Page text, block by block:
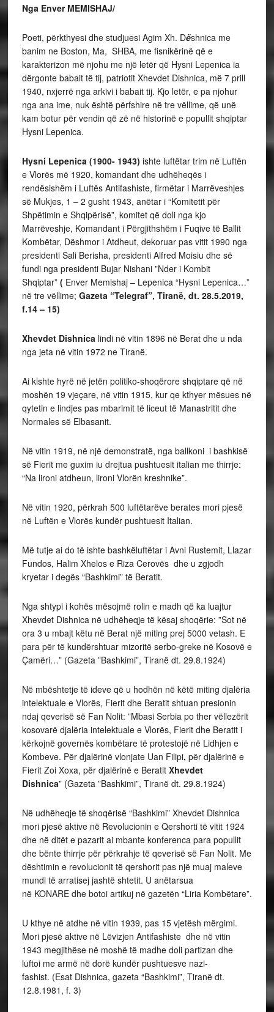
Nga Enver MEMISHAJ/
Poeti, përkthyesi dhe studjuesi Agim Xh. Dëshnica me
banim ne Boston, Ma, SHBA, me fisnikërinë që e
karakterizon më njohu me një letër që Hysni Lepenica ia
dërgonte babait të tij, patriotit Xhevdet Dishnica, më 7 prill
1940, nxjerrë nga arkivi i babait tij. Kjo letër, e pa njohur
nga ana ime, nuk është përfshire në tre vëllime, që unë
kam botur për vendin që zë në historinë e popullit shqiptar
Hysni Lepenica.
Hysni Lepenica (1900- 1943) ishte luftëtar trim në Luftën
e Vlorës më 1920, komandant dhe udhëheqës i
rendësishëm i Luftës Antifashiste, firmëtar i Marrëveshjes
së Mukjes, 1 – 2 gusht 1943, anëtar i “Komitetit për
Shpëtimin e Shqipërisë”, komitet që doli nga kjo
Marrëveshje, Komandant i Përgjithshëm i Fuqive të Ballit
Kombëtar, Dëshmor i Atdheut, dekoruar pas vitit 1990 nga
presidenti Sali Berisha, presidenti Alfred Moisiu dhe së
fundi nga presidenti Bujar Nishani ”Nder i Kombit
Shqiptar” ( Enver Memishaj – Lepenica “Hysni Lepenica…”
në tre vëllime; Gazeta “Telegraf”, Tiranë, dt. 28.5.2019,
f.14 – 15)
Xhevdet Dishnica lindi në vitin 1896 në Berat dhe u nda
nga jeta në vitin 1972 ne Tiranë.
Ai kishte hyrë në jetën politiko-shoqërore shqiptare që në
moshën 19 vjeçare, në vitin 1915, kur qe kthyer mësues në
qytetin e lindjes pas mbarimit të liceut të Manastritit dhe
Normales së Elbasanit.
Në vitin 1919, në një demonstratë, nga ballkoni i bashkisë
së Fierit me guxim iu drejtua pushtuesit italian me thirrje:
“Na lironi atdheun, lironi Vlorën kreshnike”.
Në vitin 1920, përkrah 500 luftëtarëve berates mori pjesë
në Luftën e Vlorës kundër pushtuesit Italian.
Më tutje ai do të ishte bashkëluftëtar i Avni Rustemit, Llazar
Fundos, Halim Xhelos e Riza Cerovës dhe u zgjodh
kryetar i degës “Bashkimi” të Beratit.
Nga shtypi i kohës mësojmë rolin e madh që ka luajtur
Xhevdet Dishnica në udhëheqje të kësaj shoqërie: ”Sot në
ora 3 u mbajt këtu në Berat një miting prej 5000 vetash. E
para për të kundërshtuar mizoritë serbo-greke në Kosovë e
Çamëri…” (Gazeta ”Bashkimi”, Tiranë dt. 29.8.1924)
Në mbështetje të ideve që u hodhën në këtë miting djalëria
intelektuale e Vlorës, Fierit dhe Beratit shtuan presionin
ndaj qeverisë së Fan Nolit: ”Mbasi Serbia po ther vëllezërit
kosovarë djalëria intelektuale e Vlorës, Fierit dhe Beratit i
kërkojnë governës kombëtare të protestojë në Lidhjen e
Kombeve. Për djalërinë vlonjate Uan Filipi, për djalërinë e
Fierit Zoi Xoxa, për djalërinë e Beratit Xhevdet
Dishnica” (Gazeta ”Bashkimi”, Tiranë dt. 29.8.1924)
Në udhëheqje të shoqërisë “Bashkimi” Xhevdet Dishnica
mori pjesë aktive në Revolucionin e Qershorti të vitit 1924
dhe në ditët e pazarit ai mbante konferenca para popullit
dhe bënte thirrje për përkrahje të qeverisë së Fan Nolit. Me
dështimin e revolucionit të qershorit pas një muaj maleve
mundi të arratisej jashtë shtetit. U anëtarsua
në KONARE dhe botoi artikuj në gazetën “Liria Kombëtare”.
U kthye në atdhe në vitin 1939, pas 15 vjetësh mërgimi.
Mori pjesë aktive në Lëvizjen Antifashiste dhe në vitin
1943 megjithëse në moshë të madhe doli partizan dhe
luftoi me armë në dorë kundër pushtuesve nazi-
fashist. (Esat Dishnica, gazeta “Bashkimi”, Tiranë dt.
12.8.1981, f. 3)